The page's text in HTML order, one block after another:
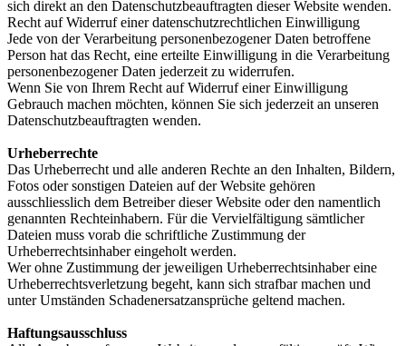
sich direkt an den Datenschutzbeauftragten dieser Website wenden.
Recht auf Widerruf einer datenschutzrechtlichen Einwilligung
Jede von der Verarbeitung personenbezogener Daten betroffene
Person hat das Recht, eine erteilte Einwilligung in die Verarbeitung
personenbezogener Daten jederzeit zu widerrufen.
Wenn Sie von Ihrem Recht auf Widerruf einer Einwilligung
Gebrauch machen möchten, können Sie sich jederzeit an unseren
Datenschutzbeauftragten wenden.
Urheberrechte
Das Urheberrecht und alle anderen Rechte an den Inhalten, Bildern,
Fotos oder sonstigen Dateien auf der Website gehören
ausschliesslich dem Betreiber dieser Website oder den namentlich
genannten Rechteinhabern. Für die Vervielfältigung sämtlicher
Dateien muss vorab die schriftliche Zustimmung der
Urheberrechtsinhaber eingeholt werden.
Wer ohne Zustimmung der jeweiligen Urheberrechtsinhaber eine
Urheberrechtsverletzung begeht, kann sich strafbar machen und
unter Umständen Schadenersatzansprüche geltend machen.
Haftungsausschluss